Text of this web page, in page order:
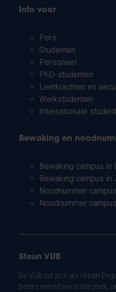
Info voor
Pers
Studenten
Personeel
PhD-studenten
Leerkrachten en
Werkstudenten
Internationale
Bewaking en
Bewaking campus in
Bewaking campus in
Noodnummer
Noodnummer
Steun VUB
De VUB zet zich als Urban
betere wereld via onderzoek,